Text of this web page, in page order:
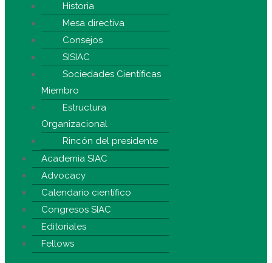
Historia
Mesa directiva
Consejos
SISIAC
Sociedades Científicas
Miembro
Estructura
Organizacional
Rincón del presidente
Academia SIAC
Advocacy
Calendario científico
Congresos SIAC
Editoriales
Fellows